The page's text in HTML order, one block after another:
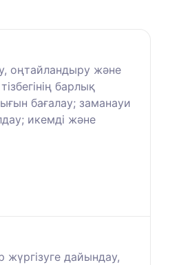
оңтайландыру және
барлық
бағалау; заманауи
икемді және
дайындау,